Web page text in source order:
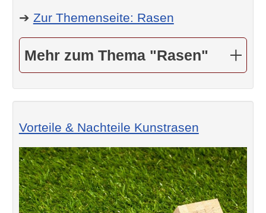
➔ Zur Themenseite: Rasen
Mehr zum Thema "Rasen"
Vorteile & Nachteile Kunstrasen